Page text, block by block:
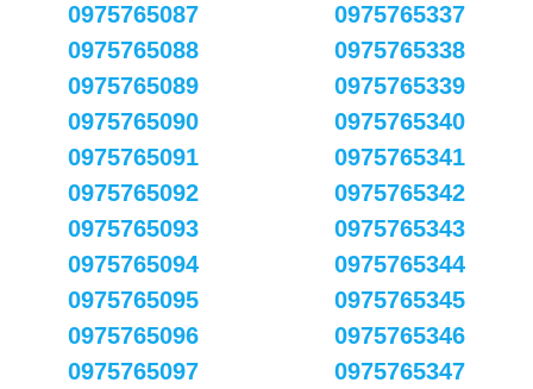
0975765087
0975765088
0975765089
0975765090
0975765091
0975765092
0975765093
0975765094
0975765095
0975765096
0975765097
0975765337
0975765338
0975765339
0975765340
0975765341
0975765342
0975765343
0975765344
0975765345
0975765346
0975765347